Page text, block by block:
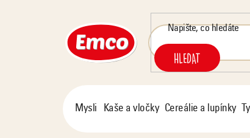
HLEDAT
Mysli Kaše a vločky Cereálie a lupínky